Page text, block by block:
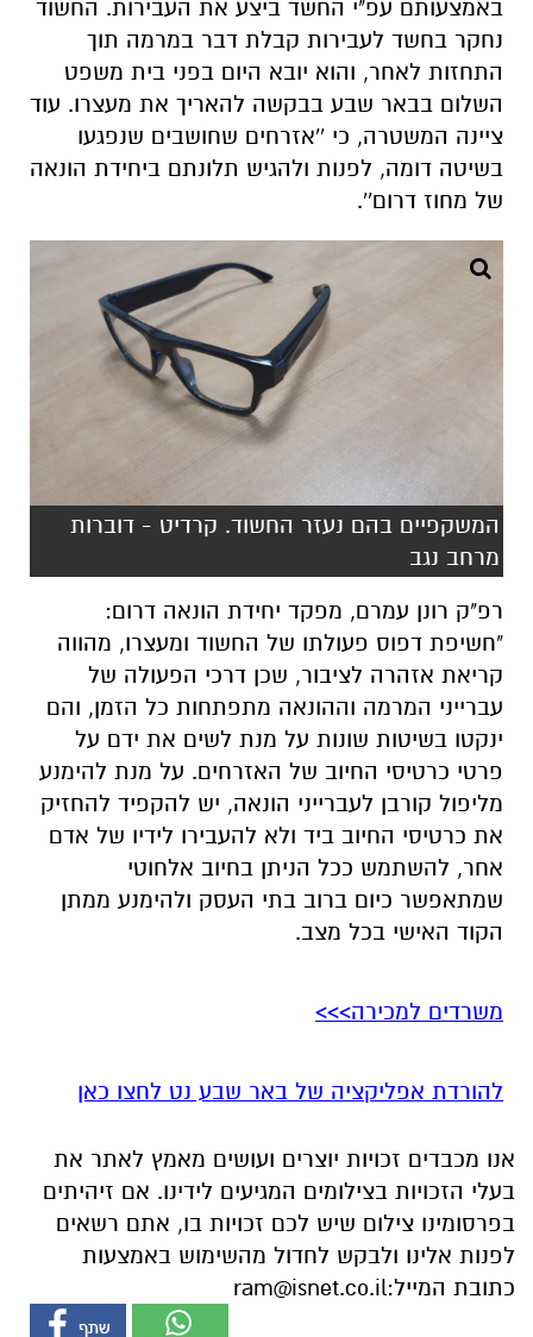
ציינה המשטרה, כי ''אזרחים שחושבים שנפגעו
בשיטה דומה, לפנות ולהגיש תלונתם ביחידת הונאה
של מחוז דרום''.
המשקפיים בהם נעזר החשוד. קרדיט - דוברות
רפ"ק רונן עמרם, מפקד יחידת הונאה דרום:
"חשיפת דפוס פעולתו של החשוד ומעצרו, מהווה
קריאת אזהרה לציבור, שכן דרכי הפעולה של
ינקטו בשיטות שונות על מנת לשים את ידם על
פרטי כרטיסי החיוב של האזרחים. על מנת להימנע
מליפול קורבן לעברייני הונאה, יש להקפיד להחזיק
את כרטיסי החיוב ביד ולא להעבירו לידיו של אדם
אחר, להשתמש ככל הניתן בחיוב אלחוטי
שמתאפשר כיום ברוב בתי העסק ולהימנע ממתן
הקוד האישי בכל מצב.
משרדים למכירה>>>
בפרסומינו צילום שיש לכם זכויות בו, אתם רשאים
כתובת המייל:ram@isnet.co.il